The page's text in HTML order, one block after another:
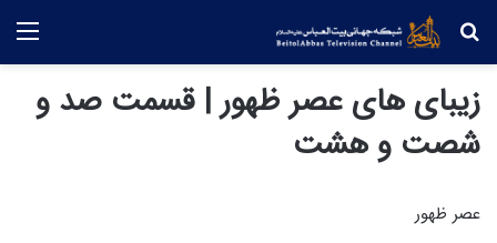
جستجو
زیبای های عصر ظهور | قسمت صد و
شصت و هشت
عصر ظهور